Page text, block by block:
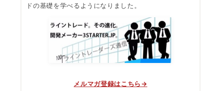
ドの基礎を学べるようになりました。
メルマガ登録はこちら→